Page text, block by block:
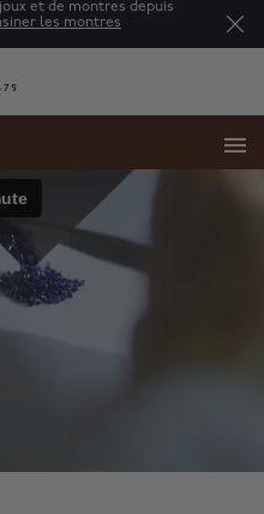
et de montres depuis
les montres
menu